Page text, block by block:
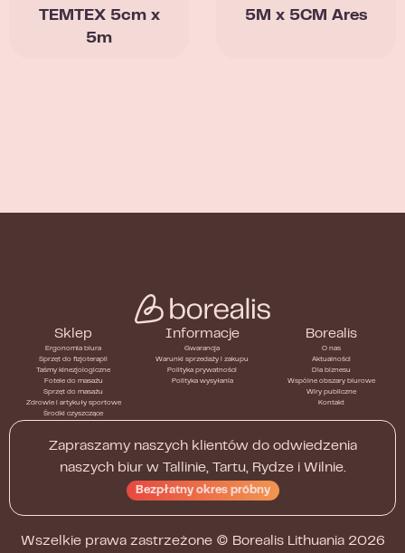
TEMTEX 5cm x
5m
5M x 5CM Ares
Sklep
Ergonomia biura
Sprzęt do fizjoterapii
Taśmy kinezjologiczne
Fotele do masażu
Sprzęt do masażu
Zdrowie i artykuły sportowe
Środki czyszczące
Informacje
Gwarancja
Warunki sprzedaży i zakupu
Polityka prywatności
Polityka wysyłania
Borealis
O nas
Aktualności
Dla biznesu
Wspólne obszary biurowe
Wiry publiczne
Kontakt
Zapraszamy naszych klientów do odwiedzenia
naszych biur w Tallinie, Tartu, Rydze i Wilnie.
Bezpłatny okres próbny
Wszelkie prawa zastrzeżone © Borealis Lithuania2026